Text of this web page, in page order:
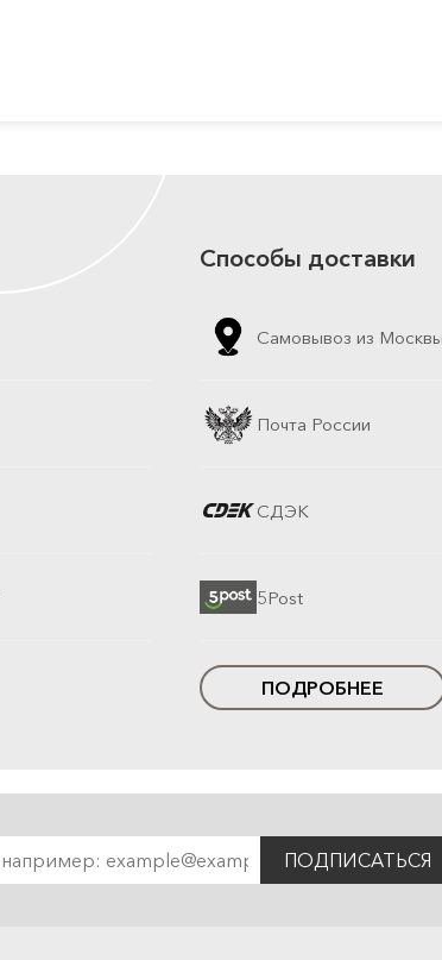
Способы доставки
Самовывоз из
Почта России
СДЭК
5Post
ПОДРОБНЕЕ
ПОДПИСАТЬСЯ